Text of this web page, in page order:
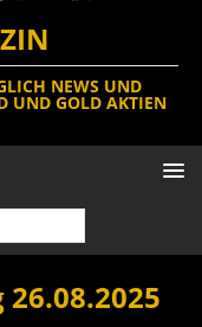
NEWS UND
UND GOLD AKTIEN